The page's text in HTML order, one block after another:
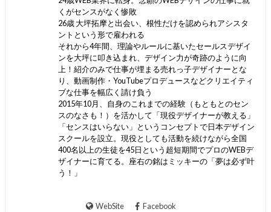
くがセンスがなく惨敗
26歳 大坪拓摩と出会い、根性だけを認められアシスタ
ントという形で雇われる
それから4年間、理論やルールに基いたセールスデザイ
ンを大坪に叩き込まれ、デザイン力が奇跡のように向
上！紹介のみで仕事が埋まる売れっ子デザイナーとな
り、動画制作・YouTubeプロデュースなどクリエイティ
ブな仕事を幅広く請け負う
2015年10月、自身のこれまでの経験（もともとのセン
スのなさも！）を活かして「現役デザイナーが教える」
「センスはいらない」というコンセプトで日本デザイン
スクールを設立。現役としても活動を続けながら全国
400名以上の生徒を45日という超短期間でプロのWEBデ
ザイナーに育てる。座右の銘はミッキーの「夢は必ず叶
う！」
WebSite Facebook